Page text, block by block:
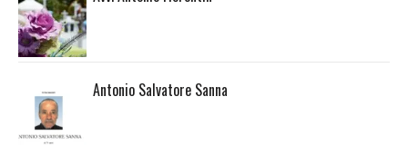
Antonio Salvatore Sanna